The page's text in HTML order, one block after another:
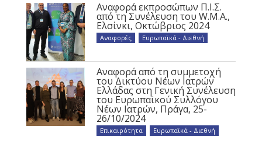
Αναφορά εκπροσώπων Π.Ι.Σ.
από τη Συνέλευση του W.M.A.,
Ελσίνκι, Οκτώβριος 2024
Αναφορές Ευρωπαϊκά - Διεθνή
Αναφορά από τη συμμετοχή
του Δικτύου Νέων Ιατρών
Ελλάδας στη Γενική Συνέλευση
του Ευρωπαϊκού Συλλόγου
Νέων Ιατρών, Πράγα, 25-
26/10/2024
Επικαιρότητα Ευρωπαϊκά - Διεθνή